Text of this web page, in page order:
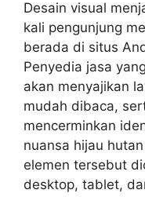
Desain visual
kali pengunjung
berada di situs
Penyedia jasa
akan menyajikan
mudah dibaca,
mencerminkan
nuansa hijau
elemen tersebut
desktop, tablet,